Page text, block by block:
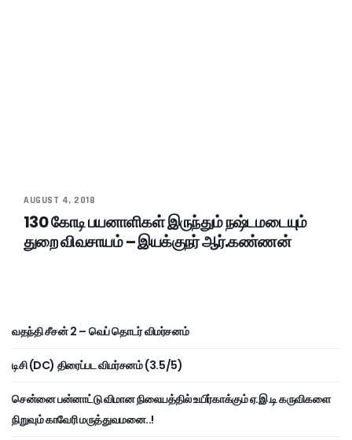
AUGUST 4, 2018
130 கோடி பயனாளிகள் இருந்தும் நஷ்டமடையும்
துறை விவசாயம் – இயக்குநர் ஆர்.கண்ணன்
வதந்தி சீசன் 2 – வெப் தொடர் விமர்சனம்
டிசி (DC) திரைப்பட விமர்சனம் (3.5/5)
சென்னை பன்னாட்டு விமான நிலையத்தில் உயிர்காக்கும் ஏ.இ.டி கருவிகளை
நிறுவும் காவேரி மருத்துவமனை..!